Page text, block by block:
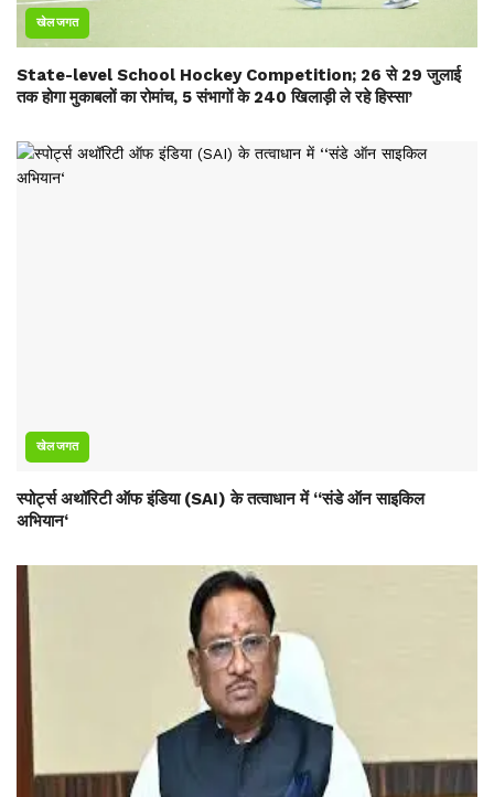
खेल जगत
State-level School Hockey Competition; 26 से 29 जुलाई
तक होगा मुकाबलों का रोमांच, 5 संभागों के 240 खिलाड़ी ले रहे हिस्सा’
खेल जगत
स्पोर्ट्स अथॉरिटी ऑफ इंडिया (SAI) के तत्वाधान में ‘‘संडे ऑन साइकिल
अभियान‘